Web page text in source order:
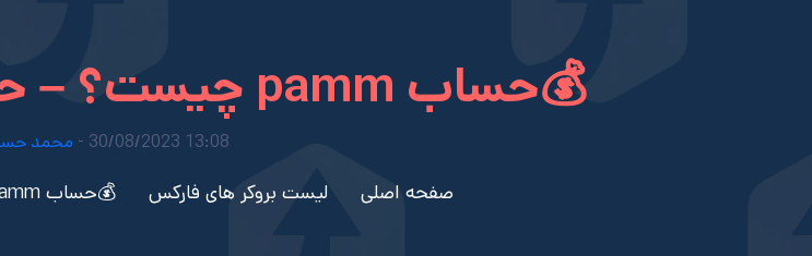
💰حساب pamm چیست؟ – حساب مدیریتی فارکس
13:08 30/08/2023 - محمد
صفحه اصلی لیست بروکر های فارکس 💰حساب pamm چیست؟ – حساب مدیریتی فارکس